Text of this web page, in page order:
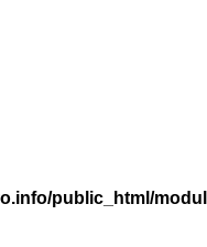
public_html/